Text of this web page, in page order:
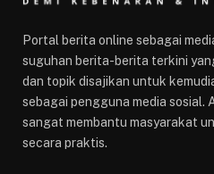
Portal berita online sebagai
suguhan berita-berita terkini
dan topik disajikan untuk
sebagai pengguna media sosial.
sangat membantu masyarakat
secara praktis.